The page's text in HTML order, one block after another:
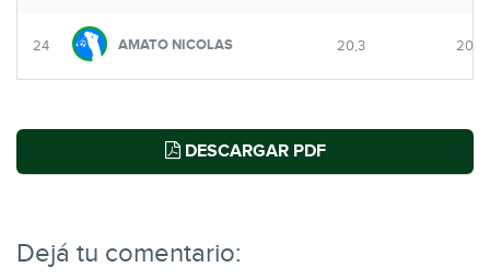
24 AMATO NICOLAS 20,3 20
DESCARGAR PDF
Dejá tu comentario: